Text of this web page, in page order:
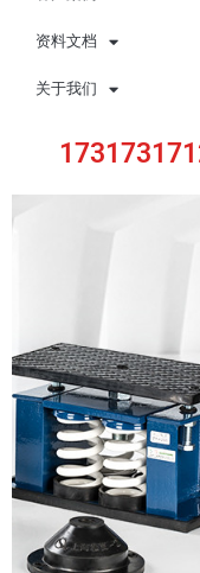
资料文档
关于我们